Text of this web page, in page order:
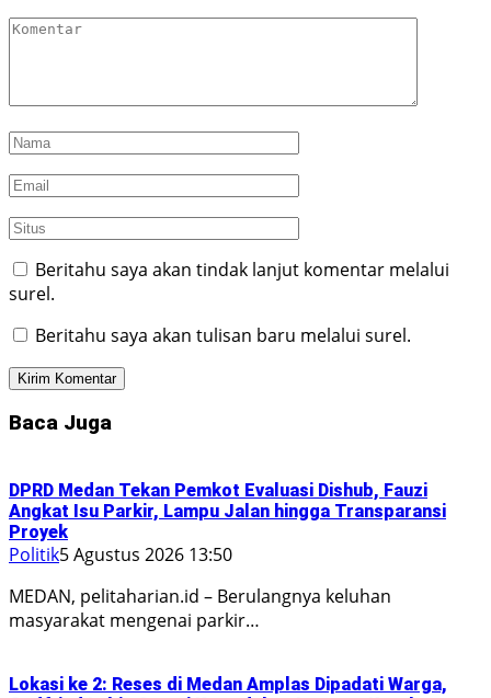
Beritahu saya akan tindak lanjut komentar melalui
surel.
Beritahu saya akan tulisan baru melalui surel.
Baca Juga
DPRD Medan Tekan Pemkot Evaluasi Dishub, Fauzi
Angkat Isu Parkir, Lampu Jalan hingga Transparansi
Proyek
Politik5 Agustus 2026 13:50
MEDAN, pelitaharian.id – Berulangnya keluhan
masyarakat mengenai parkir…
Lokasi ke 2: Reses di Medan Amplas Dipadati Warga,